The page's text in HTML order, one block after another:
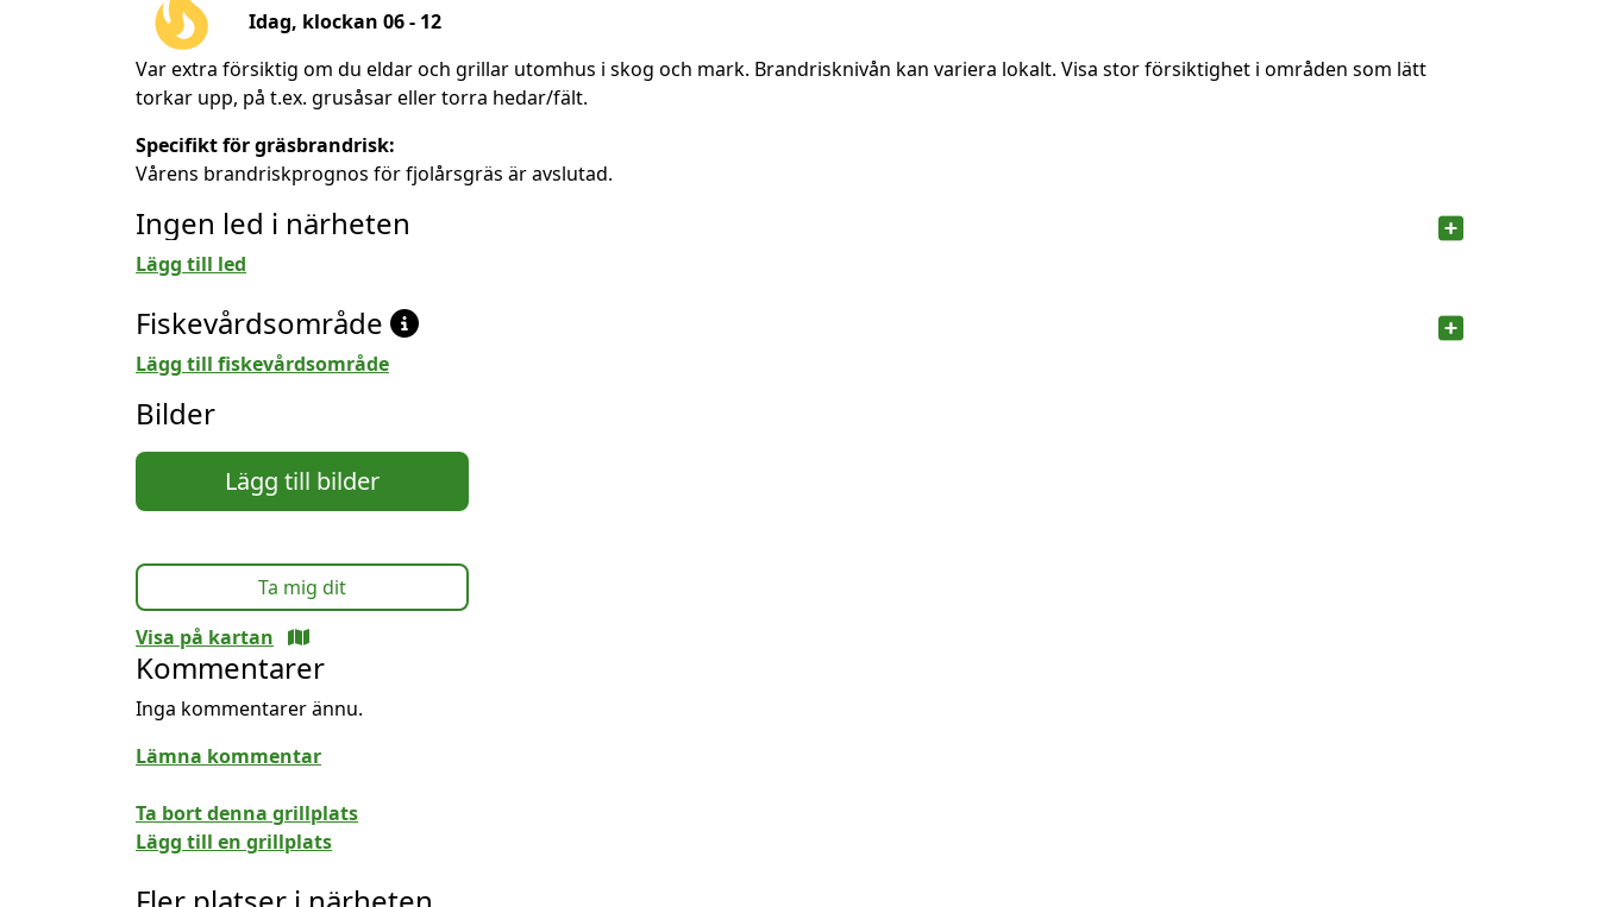
Idag, klockan 06 - 12
Var extra försiktig om du eldar och grillar utomhus i skog och mark. Brandrisknivån kan variera lokalt. Visa stor försiktighet i områden som lätt
torkar upp, på t.ex. grusåsar eller torra hedar/fält.
Specifikt för gräsbrandrisk:
Vårens brandriskprognos för fjolårsgräs är avslutad.
Ingen led i närheten
Lägg till led
Fiskevårdsområde
Lägg till fiskevårdsområde
Bilder
Lägg till bilder
Ta mig dit
Visa på kartan
Kommentarer
Inga kommentarer ännu.
Lämna kommentar
Ta bort denna grillplats
Lägg till en grillplats